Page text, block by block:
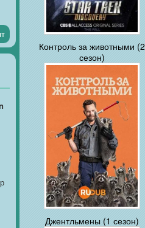
Контроль за животными (2
сезон)
Джентльмены (1 сезон)